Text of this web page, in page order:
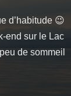
d’habitude 😉
end sur le Lac
de sommeil